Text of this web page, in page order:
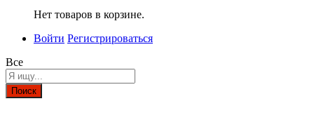
Нет товаров в корзине.
Войти Регистрироваться
Все
Поиск